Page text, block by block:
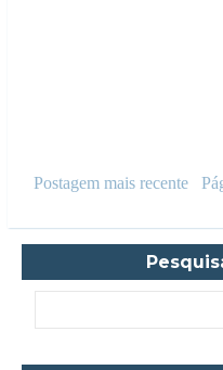
Postagem mais recente